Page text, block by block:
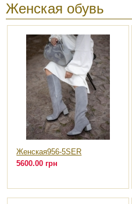
Женская обувь
Женская956-5SER
5600.00 грн